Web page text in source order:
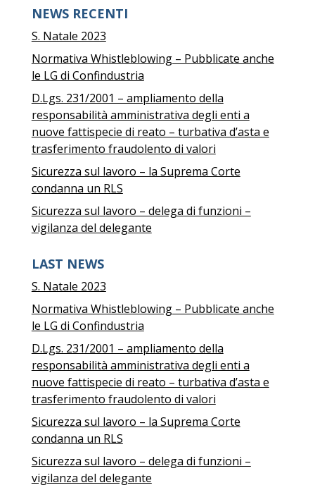
NEWS RECENTI
S. Natale 2023
Normativa Whistleblowing – Pubblicate anche
le LG di Confindustria
D.Lgs. 231/2001 – ampliamento della
responsabilità amministrativa degli enti a
nuove fattispecie di reato – turbativa d’asta e
trasferimento fraudolento di valori
Sicurezza sul lavoro – la Suprema Corte
condanna un RLS
Sicurezza sul lavoro – delega di funzioni –
vigilanza del delegante
LAST NEWS
S. Natale 2023
Normativa Whistleblowing – Pubblicate anche
le LG di Confindustria
D.Lgs. 231/2001 – ampliamento della
responsabilità amministrativa degli enti a
nuove fattispecie di reato – turbativa d’asta e
trasferimento fraudolento di valori
Sicurezza sul lavoro – la Suprema Corte
condanna un RLS
Sicurezza sul lavoro – delega di funzioni –
vigilanza del delegante